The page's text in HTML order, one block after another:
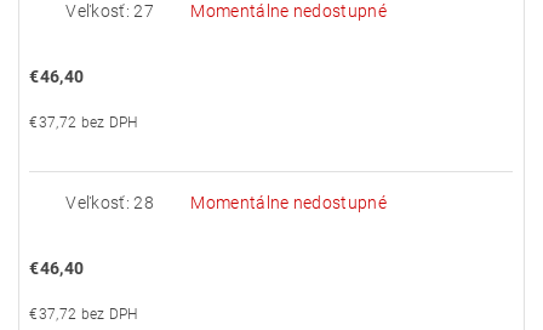
Veľkosť: 27 Momentálne nedostupné
€46,40
€37,72 bez DPH
Veľkosť: 28 Momentálne nedostupné
€46,40
€37,72 bez DPH